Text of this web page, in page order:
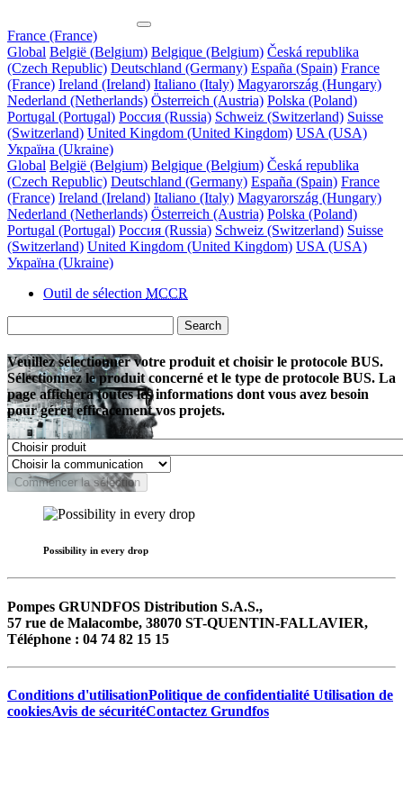
France (France)
Global België (Belgium) Belgique (Belgium) Česká republika
(Czech Republic) Deutschland (Germany) España (Spain) France
(France) Ireland (Ireland) Italiano (Italy) Magyarország (Hungary)
Nederland (Netherlands) Österreich (Austria) Polska (Poland)
Portugal (Portugal) Россия (Russia) Schweiz (Switzerland) Suisse
(Switzerland) United Kingdom (United Kingdom) USA (USA)
Україна (Ukraine)
Global België (Belgium) Belgique (Belgium) Česká republika
(Czech Republic) Deutschland (Germany) España (Spain) France
(France) Ireland (Ireland) Italiano (Italy) Magyarország (Hungary)
Nederland (Netherlands) Österreich (Austria) Polska (Poland)
Portugal (Portugal) Россия (Russia) Schweiz (Switzerland) Suisse
(Switzerland) United Kingdom (United Kingdom) USA (USA)
Україна (Ukraine)
Outil de sélection MCCR
Search
Veuillez sélectionner votre produit et choisir le protocole BUS.
Sélectionnez le produit concerné et le type de protocole BUS. La
page affichera toutes les informations dont vous avez besoin
pour gérer efficacement vos projets.
Commencer la sélection
Possibility in every drop
Pompes GRUNDFOS Distribution S.A.S.,
57 rue de Malacombe, 38070 ST-QUENTIN-FALLAVIER,
Téléphone : 04 74 82 15 15
Conditions d'utilisationPolitique de confidentialité Utilisation de
cookiesAvis de sécuritéContactez Grundfos